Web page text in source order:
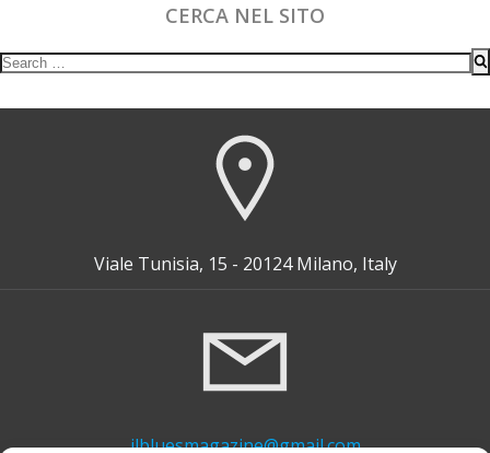
CERCA NEL SITO
Search
Viale Tunisia, 15 - 20124 Milano, Italy
ilbluesmagazine@gmail.com